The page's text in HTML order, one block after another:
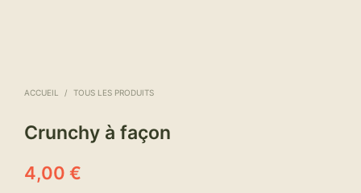
ACCUEIL / TOUS LES PRODUITS
Crunchy à façon
4,00 €